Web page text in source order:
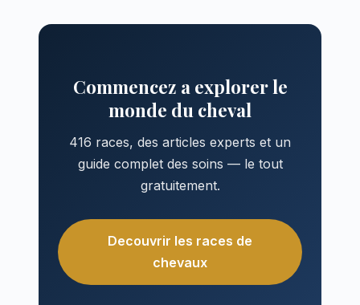
Commencez a explorer le
monde du cheval
416 races, des articles experts et un
guide complet des soins — le tout
gratuitement.
Decouvrir les races de
chevaux